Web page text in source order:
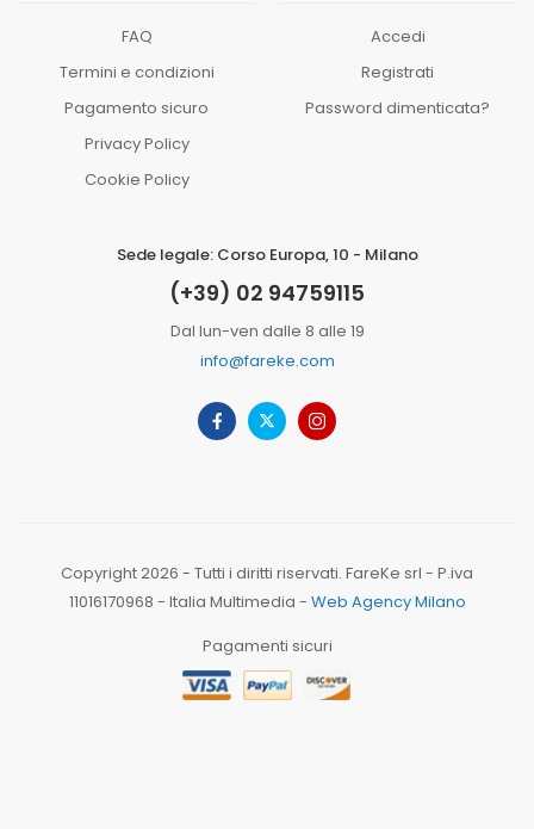
FAQ
Termini e condizioni
Pagamento sicuro
Privacy Policy
Cookie Policy
Accedi
Registrati
Password dimenticata?
Sede legale: Corso Europa, 10 - Milano
(+39) 02 94759115
Dal lun-ven dalle 8 alle 19
info@fareke.com
Copyright 2026 - Tutti i diritti riservati. FareKe srl - P.iva
11016170968 - Italia Multimedia - Web Agency Milano
Pagamenti sicuri